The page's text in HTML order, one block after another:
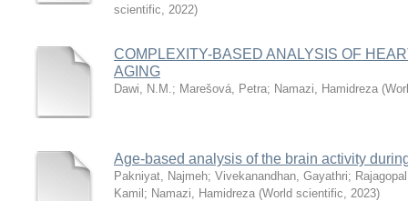
scientific, 2022)
COMPLEXITY-BASED ANALYSIS OF
AGING
Dawi, N.M.; Marešová, Petra; Namazi, Hamidreza (
Age-based analysis of the brain activity
Pakniyat, Najmeh; Vivekanandhan, Gayathri;
Kamil ; Namazi, Hamidreza (World scientific, 2023)